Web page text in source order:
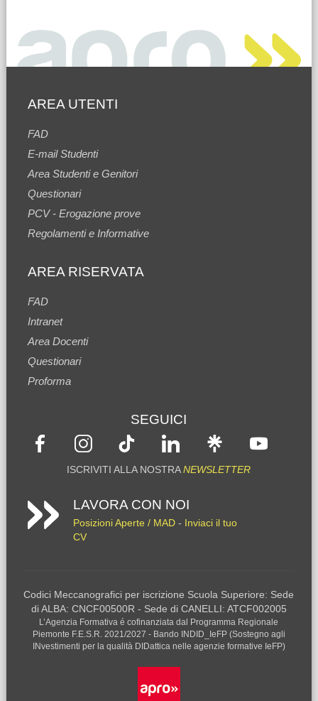
AREA UTENTI
FAD
E-mail Studenti
Area Studenti e Genitori
Questionari
PCV - Erogazione prove
Regolamenti e Informative
AREA RISERVATA
FAD
Intranet
Area Docenti
Questionari
Proforma
SEGUICI
ISCRIVITI ALLA NOSTRANEWSLETTER
LAVORA CON NOI
Posizioni Aperte / MAD-
Inviaci il tuo
CV
Codici Meccanografici per iscrizione Scuola Superiore: Sede
di ALBA: CNCF00500R - Sede di CANELLI: ATCF002005
L’Agenzia Formativa é cofinanziata dal Programma Regionale
Piemonte F.E.S.R. 2021/2027 - Bando INDID_IeFP (Sostegno agli
INvestimenti per la qualità DIDattica nelle agenzie formative IeFP)